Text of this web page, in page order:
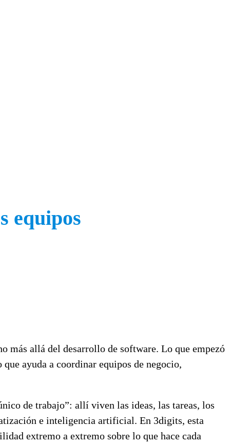
equipos
más allá del desarrollo de software. Lo que empezó
ayuda a coordinar equipos de negocio,
de trabajo”: allí viven las ideas, las tareas, los
e inteligencia artificial. En 3digits, esta
extremo a extremo sobre lo que hace cada